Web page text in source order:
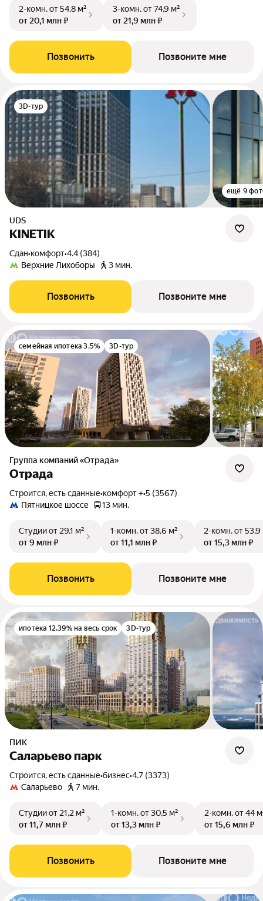
2-комн.от 54,8 м²
от 20,1 млн ₽
3-комн.от 74,9 м²
от 21,9 млн ₽
Позвонить Позвоните мне
3D-тур
ещё 9
UDS
KINETIK
Сдан•комфорт•4.4 (384)
Верхние Лихоборы
3 мин.
Позвонить Позвоните мне
семейная ипотека 3.5% 3D-тур
Группа компаний «Отрада»
Отрада
Строится, есть сданные•комфорт +•5 (3567)
Пятницкое шоссе
13 мин.
Студииот 29,1 м²
от 9 млн ₽
1-комн.от 38,6 м²
от 11,1 млн ₽
2-комн.от 53,9
от 15,3 млн ₽
Позвонить Позвоните мне
ипотека 12.39% на весь срок 3D-тур
ПИК
Саларьево парк
Строится, есть сданные•бизнес•4.7 (3373)
Саларьево
7 мин.
Студииот 21,2 м²
от 11,7 млн ₽
1-комн.от 30,5 м²
от 13,3 млн ₽
2-комн.от 44
от 15,6 млн ₽
Позвонить Позвоните мне